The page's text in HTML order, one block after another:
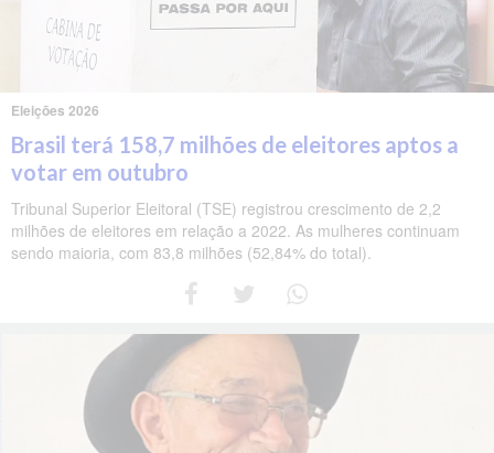
Eleições 2026
Brasil terá 158,7 milhões de eleitores aptos a
votar em outubro
Tribunal Superior Eleitoral (TSE) registrou crescimento de 2,2
milhões de eleitores em relação a 2022. As mulheres continuam
sendo maioria, com 83,8 milhões (52,84% do total).